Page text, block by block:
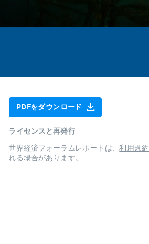
PDFをダウンロード
ライセンスと再発行
世界経済フォーラムレポートは、利用規約
れる場合があります。